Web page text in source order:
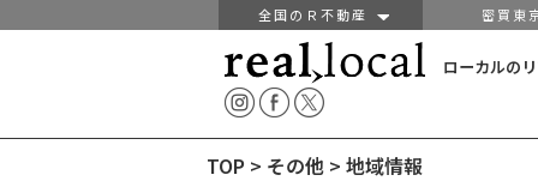
全国のＲ不動産 密買東
ローカルの
TOP > その他 > 地域情報